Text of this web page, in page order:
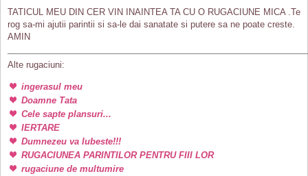
TATICUL MEU DIN CER VIN INAINTEA TA CU O RUGACIUNE MICA .Te
rog sa-mi ajutii parintii si sa-le dai sanatate si putere sa ne poate creste.
AMIN
Alte rugaciuni:
ingerasul meu
Doamne Tata
Cele sapte plansuri...
IERTARE
Dumnezeu va Iubeste!!!
RUGACIUNEA PARINTILOR PENTRU FIII LOR
rugaciune de multumire